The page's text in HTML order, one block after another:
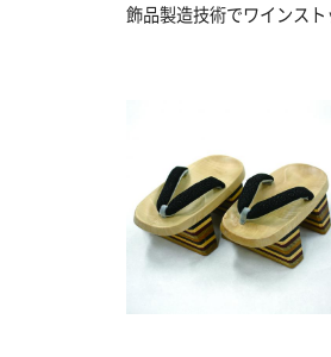
飾品製造技術でワインスト